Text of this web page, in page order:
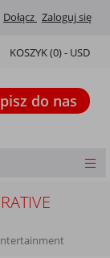
Dołącz Zaloguj się
KOSZYK (0) - USD
do nas